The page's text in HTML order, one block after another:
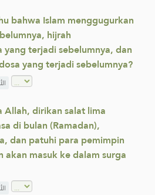
bahwa Islam menggugurkan
hijrah
terjadi sebelumnya, dan
yang terjadi sebelumnya?
dirikan salat lima
di bulan (Ramadan),
dan patuhi para pemimpin
akan masuk ke dalam surga